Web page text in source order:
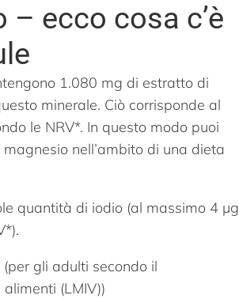
ecco cosa c’è
1.080 mg di estratto di
minerale. Ciò corrisponde al
le NRV*. In questo modo puoi
nell’ambito di una dieta
quantità di iodio (al massimo 4 µg
gli adulti secondo il
(LMIV))